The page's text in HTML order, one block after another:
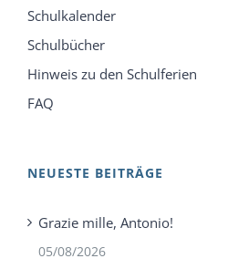
Schulkalender
Schulbücher
Hinweis zu den Schulferien
FAQ
NEUESTE BEITRÄGE
Grazie mille, Antonio!
05/08/2026